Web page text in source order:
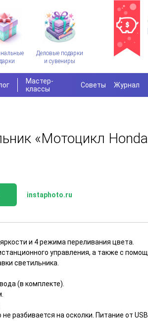
Деловые подарки
и сувениры
Мастер-
классы
Советы Журнал
«Мотоцикл
instaphoto.ru
и 4 режима переливания цвета.
управления, а также с
светильника.
(в комплекте).
разбивается на осколки. Питание от